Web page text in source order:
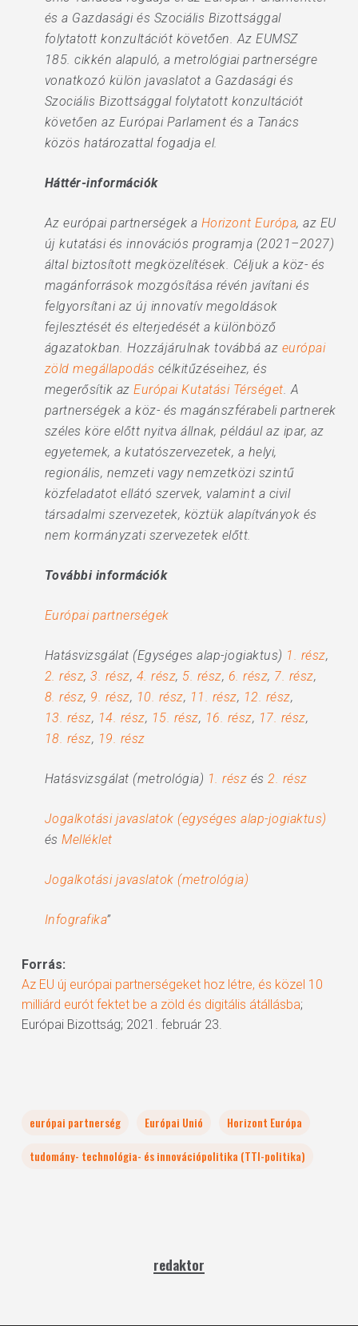
és a Gazdasági és Szociális Bizottsággal
folytatott konzultációt követően. Az EUMSZ
185. cikkén alapuló, a metrológiai partnerségre
vonatkozó külön javaslatot a Gazdasági és
Szociális Bizottsággal folytatott konzultációt
követően az Európai Parlament és a Tanács
közös határozattal fogadja el.
Háttér-információk
Az európai partnerségek a Horizont Európa, az EU
új kutatási és innovációs programja (2021–2027)
által biztosított megközelítések. Céljuk a köz- és
magánforrások mozgósítása révén javítani és
felgyorsítani az új innovatív megoldások
fejlesztését és elterjedését a különböző
ágazatokban. Hozzájárulnak továbbá az európai
zöld megállapodás célkitűzéseihez, és
megerősítik azEurópai Kutatási Térséget. A
partnerségek a köz- és magánszférabeli partnerek
széles köre előtt nyitva állnak, például az ipar, az
egyetemek, a kutatószervezetek, a helyi,
regionális, nemzeti vagy nemzetközi szintű
közfeladatot ellátó szervek, valamint a civil
társadalmi szervezetek, köztük alapítványok és
nem kormányzati szervezetek előtt.
További információk
Európai partnerségek
Hatásvizsgálat (Egységes alap-jogiaktus) 1. rész,
2. rész,3. rész, 4. rész, 5. rész, 6. rész, 7. rész,
8. rész, 9. rész, 10. rész, 11. rész, 12. rész,
13. rész, 14. rész, 15. rész, 16. rész, 17. rész,
18. rész, 19. rész
Hatásvizsgálat (metrológia) 1. rész és2. rész
Jogalkotási javaslatok (egységes alap-jogiaktus)
ésMelléklet
Jogalkotási javaslatok (metrológia)
Infografika”
Forrás:
Az EU új európai partnerségeket hoz létre, és közel 10
milliárd eurót fektet be a zöld és digitális átállásba;
Európai Bizottság; 2021. február 23.
európai partnerség Európai Unió
Horizont Európa
tudomány- technológia- és innovációpolitika (TTI-politika)
redaktor